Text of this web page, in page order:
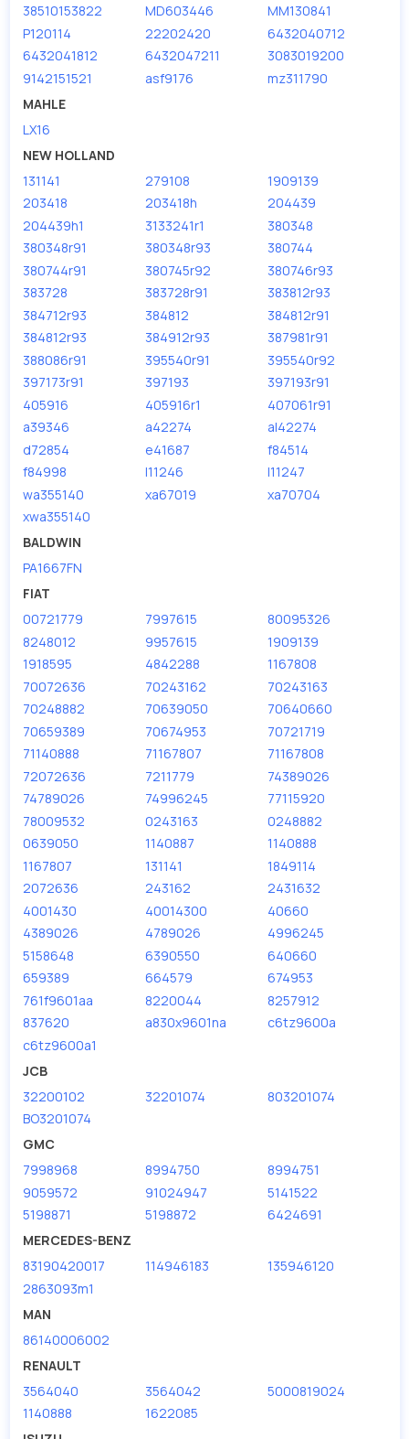
38510153822
MD603446
MM130841
P120114
22202420
6432040712
6432041812
6432047211
3083019200
9142151521
asf9176
mz311790
MAHLE
LX16
NEW HOLLAND
131141
279108
1909139
203418
203418h
204439
204439h1
3133241r1
380348
380348r91
380348r93
380744
380744r91
380745r92
380746r93
383728
383728r91
383812r93
384712r93
384812
384812r91
384812r93
384912r93
387981r91
388086r91
395540r91
395540r92
397173r91
397193
397193r91
405916
405916r1
407061r91
a39346
a42274
al42274
d72854
e41687
f84514
f84998
l11246
l11247
wa355140
xa67019
xa70704
xwa355140
BALDWIN
PA1667FN
FIAT
00721779
7997615
80095326
8248012
9957615
1909139
1918595
4842288
1167808
70072636
70243162
70243163
70248882
70639050
70640660
70659389
70674953
70721719
71140888
71167807
71167808
72072636
7211779
74389026
74789026
74996245
77115920
78009532
0243163
0248882
0639050
1140887
1140888
1167807
131141
1849114
2072636
243162
2431632
4001430
40014300
40660
4389026
4789026
4996245
5158648
6390550
640660
659389
664579
674953
761f9601aa
8220044
8257912
837620
a830x9601na
c6tz9600a
c6tz9600a1
JCB
32200102
32201074
803201074
BO3201074
GMC
7998968
8994750
8994751
9059572
91024947
5141522
5198871
5198872
6424691
MERCEDES-BENZ
83190420017
114946183
135946120
2863093m1
MAN
86140006002
RENAULT
3564040
3564042
5000819024
1140888
1622085